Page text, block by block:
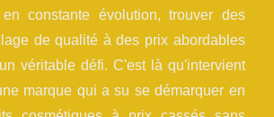
constante évolution, trouver des
de qualité à des prix abordables
véritable défi. C'est là qu'intervient
marque qui a su se démarquer en